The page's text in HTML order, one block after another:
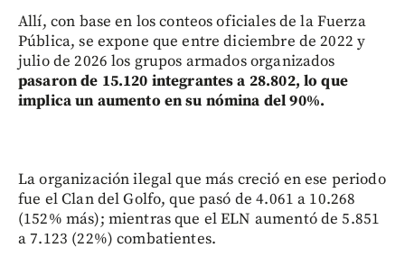
Allí, con base en los conteos oficiales de la Fuerza
Pública, se expone que entre diciembre de 2022 y
julio de 2026 los grupos armados organizados
pasaron de 15.120 integrantes a 28.802, lo que
implica un aumento en su nómina del 90%.
La organización ilegal que más creció en ese periodo
fue el Clan del Golfo, que pasó de 4.061 a 10.268
(152% más); mientras que el ELN aumentó de 5.851
a 7.123 (22%) combatientes.